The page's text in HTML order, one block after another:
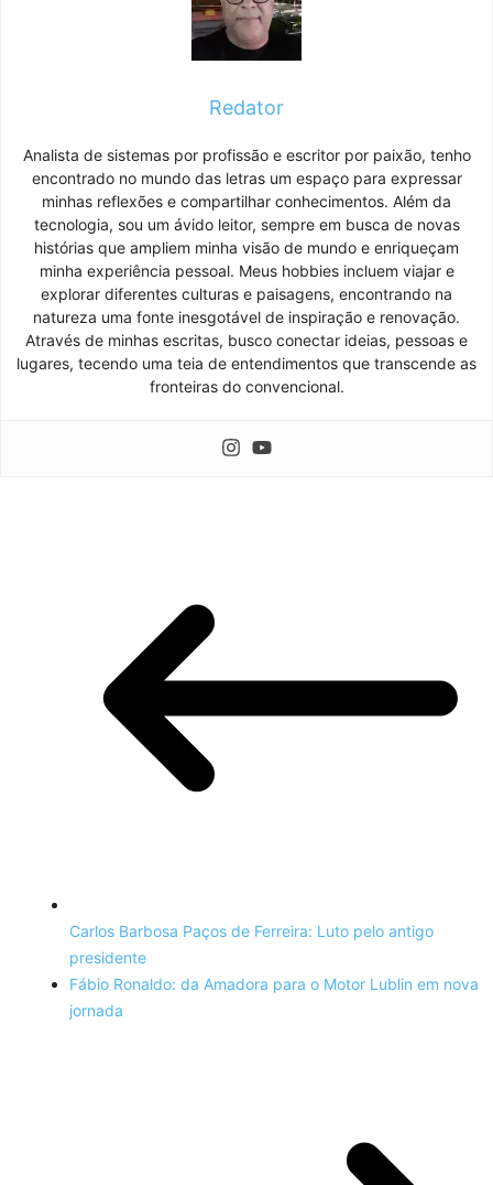
Redator
Analista de sistemas por profissão e escritor por paixão, tenho
encontrado no mundo das letras um espaço para expressar
minhas reflexões e compartilhar conhecimentos. Além da
tecnologia, sou um ávido leitor, sempre em busca de novas
histórias que ampliem minha visão de mundo e enriqueçam
minha experiência pessoal. Meus hobbies incluem viajar e
explorar diferentes culturas e paisagens, encontrando na
natureza uma fonte inesgotável de inspiração e renovação.
Através de minhas escritas, busco conectar ideias, pessoas e
lugares, tecendo uma teia de entendimentos que transcende as
fronteiras do convencional.
Carlos Barbosa Paços de Ferreira: Luto pelo antigo
presidente
Fábio Ronaldo: da Amadora para o Motor Lublin em nova
jornada